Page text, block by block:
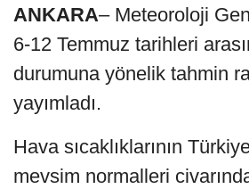
ANKARA– Meteoroloji
6-12 Temmuz tarihleri
durumuna yönelik tahmin
yayımladı.
Hava sıcaklıklarının
mevsim normalleri